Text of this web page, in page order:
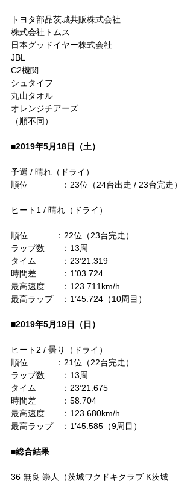
トヨタ部品茨城共販株式会社
株式会社トムス
日本グッドイヤー株式会社
JBL
C2機関
シュタイフ
丸山タオル
オレンジチアーズ
（順不同）
■2019年5月18日（土）
予選 / 晴れ（ドライ）
順位　　　　：23位（24台出走 / 23台完走）
ヒート1 / 晴れ（ドライ）
順位　　　 ：22位（23台完走）
ラップ数　　：13周
タイム　　　：23’21.319
時間差　　　：1’03.724
最高速度　　：123.711km/h
最高ラップ　：1’45.724（10周目）
■2019年5月19日（日）
ヒート2 / 曇り（ドライ）
順位　　　 ：21位（22台完走）
ラップ数　　：13周
タイム　　　：23’21.675
時間差　　　：58.704
最高速度　　：123.680km/h
最高ラップ　：1’45.585（9周目）
■総合結果
36 無良 崇人（茨城ワクドキクラブ K茨城